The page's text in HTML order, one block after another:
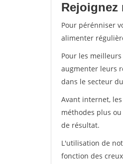
Rejoignez
Pour pérénniser
alimenter
Pour les
augmenter leurs
dans le secteur
Avant internet,
méthodes plus
de résultat.
L'utilisation de
fonction des